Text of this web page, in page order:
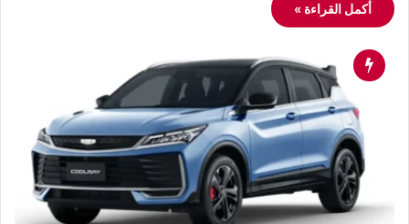
أكمل القراءة »